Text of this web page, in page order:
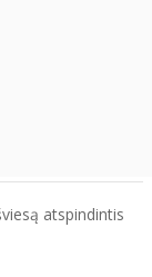
atspindintis